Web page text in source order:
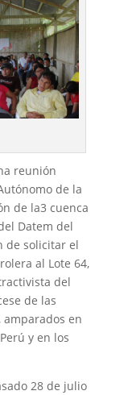
reunión
de la
de la3 cuenca
Datem del
de solicitar el
al Lote 64,
del
de las
amparados en
y en los
28 de julio